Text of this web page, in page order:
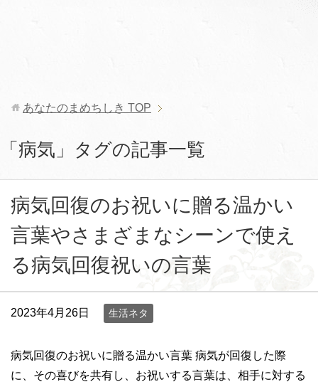
あなたのまめちしき TOP
「病気」タグの記事一覧
病気回復のお祝いに贈る温かい
言葉やさまざまなシーンで使え
る病気回復祝いの言葉
2023年4月26日 生活ネタ
病気回復のお祝いに贈る温かい言葉 病気が回復した際
に、その喜びを共有し、お祝いする言葉は、相手に対する